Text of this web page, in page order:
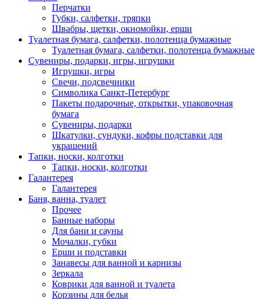
Перчатки
Губки, салфетки, тряпки
Швабры, щетки, окномойки, ерши
Туалетная бумага, салфетки, полотенца бумажные
Туалетная бумага, салфетки, полотенца бумажные
Сувениры, подарки, игры, игрушки
Игрушки, игры
Свечи, подсвечники
Символика Санкт-Петербург
Пакеты подарочные, открытки, упаковочная
бумага
Сувениры, подарки
Шкатулки, сундуки, кофры подставки для
украшений
Тапки, носки, колготки
Тапки, носки, колготки
Галантерея
Галантерея
Баня, ванна, туалет
Прочее
Банные наборы
Для бани и сауны
Мочалки, губки
Ерши и подставки
Занавесы для ванной и карнизы
Зеркала
Коврики для ванной и туалета
Корзины для белья